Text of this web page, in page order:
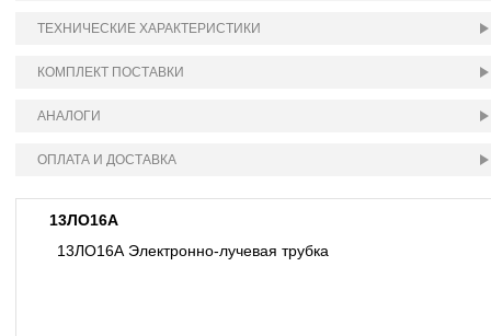
ТЕХНИЧЕСКИЕ ХАРАКТЕРИСТИКИ
КОМПЛЕКТ ПОСТАВКИ
АНАЛОГИ
ОПЛАТА И ДОСТАВКА
13ЛО16А
13ЛО16А Электронно-лучевая трубка